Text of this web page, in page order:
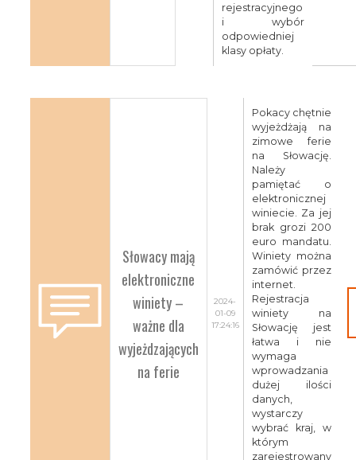
rejestracyjnego
i wybór
odpowiedniej
klasy opłaty.
Słowacy mają
elektroniczne
winiety –
ważne dla
wyjeżdzających
na ferie
2024-
01-09
17:24:16
Pokacy chętnie
wyjeżdżają na
zimowe ferie
na Słowację.
Należy
pamiętać o
elektronicznej
winiecie. Za jej
brak grozi 200
euro mandatu.
Winiety można
zamówić przez
internet.
Rejestracja
winiety na
Słowację jest
łatwa i nie
wymaga
wprowadzania
dużej ilości
danych,
wystarczy
wybrać kraj, w
którym
zarejestrowany